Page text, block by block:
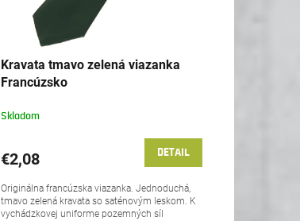
Kravata tmavo zelená viazanka
Francúzsko
Skladom
€2,08 DETAIL
Originálna francúzska viazanka. Jednoduchá,
tmavo zelená kravata so saténovým leskom. K
vychádzkovej uniforme pozemných síl